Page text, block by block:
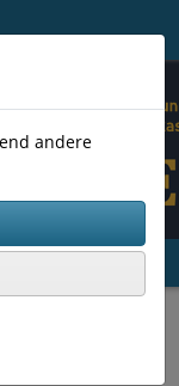
andere